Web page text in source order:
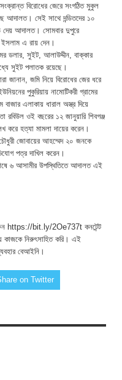
সংক্রান্ত বিরোধের জেরে সংগঠিত মুকুল
আদালত। সেই সাথে দন্ডিতদের ১০
দেয় আদালত। সোমবার দুপুরে
ইসলাম এ রায় দেন।
ডলার, সুইট, আলাউদ্দীন, বাক্কার
সুইট পলাতক রয়েছে।
জানান, জমি নিয়ে বিরোধের জের ধরে
পুকুরিয়ায় নামোটিকরী গ্রামের
এলাকায় ধারাল অস্ত্র দিয়ে
রবিউল ওই বছরের ১২ জানুয়ারি শিবগঞ্জ
করে হত্যা মামলা দায়ের করেন।
চৌধুরী জোবায়ের আহম্মেদ ২০ জনকে
পত্র দাখিল করেন।
৬ আসামীর উপস্থিতিতে আদালত এই
https://bit.ly/2Oe737t কনটেন্ট
কাজকে নিরুৎসাহিত করি। এই
বেআইনি।
on Twitter